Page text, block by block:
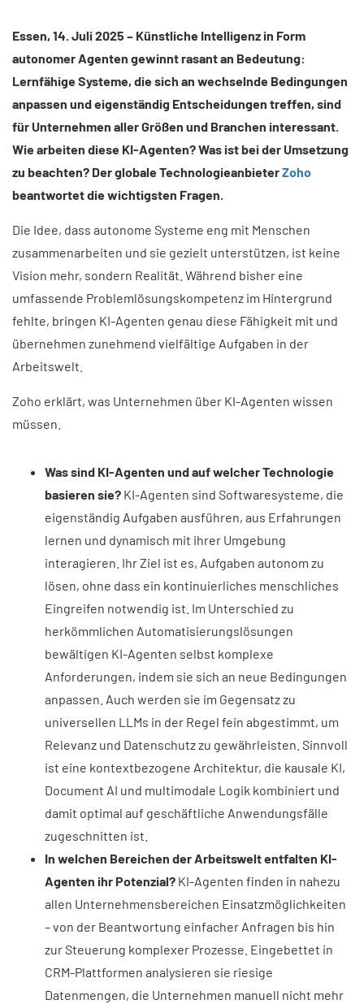
Essen, 14. Juli 2025 – Künstliche Intelligenz in Form
autonomer Agenten gewinnt rasant an Bedeutung:
Lernfähige Systeme, die sich an wechselnde Bedingungen
anpassen und eigenständig Entscheidungen treffen, sind
für Unternehmen aller Größen und Branchen interessant.
Wie arbeiten diese KI-Agenten? Was ist bei der Umsetzung
zu beachten? Der globale TechnologieanbieterZoho
beantwortet die wichtigsten Fragen.
Die Idee, dass autonome Systeme eng mit Menschen
zusammenarbeiten und sie gezielt unterstützen, ist keine
Vision mehr, sondern Realität. Während bisher eine
umfassende Problemlösungskompetenz im Hintergrund
fehlte, bringen KI-Agenten genau diese Fähigkeit mit und
übernehmen zunehmend vielfältige Aufgaben in der
Arbeitswelt.
Zoho erklärt, was Unternehmen über KI-Agenten wissen
müssen.
Was sind KI-Agenten und auf welcher Technologie
basieren sie? KI-Agenten sind Softwaresysteme, die
eigenständig Aufgaben ausführen, aus Erfahrungen
lernen und dynamisch mit ihrer Umgebung
interagieren. Ihr Ziel ist es, Aufgaben autonom zu
lösen, ohne dass ein kontinuierliches menschliches
Eingreifen notwendig ist. Im Unterschied zu
herkömmlichen Automatisierungslösungen
bewältigen KI-Agenten selbst komplexe
Anforderungen, indem sie sich an neue Bedingungen
anpassen. Auch werden sie im Gegensatz zu
universellen LLMs in der Regel fein abgestimmt, um
Relevanz und Datenschutz zu gewährleisten. Sinnvoll
ist eine kontextbezogene Architektur, die kausale KI,
Document AI und multimodale Logik kombiniert und
damit optimal auf geschäftliche Anwendungsfälle
zugeschnitten ist.
In welchen Bereichen der Arbeitswelt entfalten KI-
Agenten ihr Potenzial? KI-Agenten finden in nahezu
allen Unternehmensbereichen Einsatzmöglichkeiten
– von der Beantwortung einfacher Anfragen bis hin
zur Steuerung komplexer Prozesse. Eingebettet in
CRM-Plattformen analysieren sie riesige
Datenmengen, die Unternehmen manuell nicht mehr